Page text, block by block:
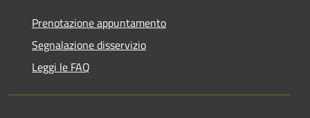
Prenotazione appuntamento
Segnalazione disservizio
Leggi le FAQ